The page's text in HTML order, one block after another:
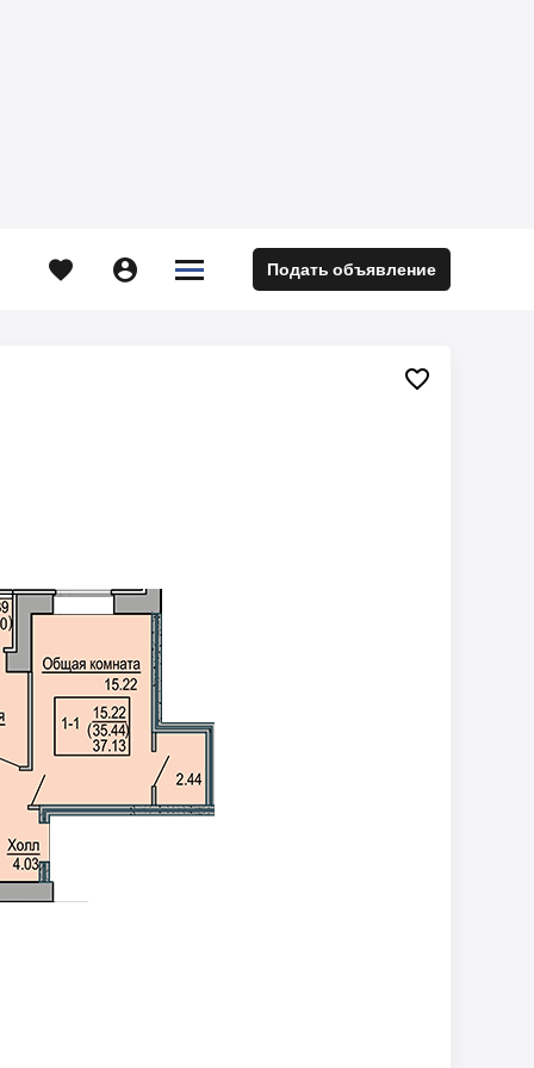
  

 Подать объявление
